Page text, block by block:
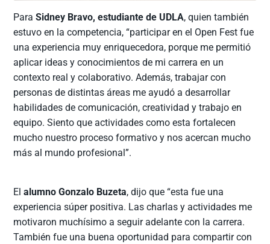
ParaSidney Bravo, estudiante de UDLA, quien también
estuvo en la competencia, “participar en el Open Fest fue
una experiencia muy enriquecedora, porque me permitió
aplicar ideas y conocimientos de mi carrera en un
contexto real y colaborativo. Además, trabajar con
personas de distintas áreas me ayudó a desarrollar
habilidades de comunicación, creatividad y trabajo en
equipo. Siento que actividades como esta fortalecen
mucho nuestro proceso formativo y nos acercan mucho
más al mundo profesional”.
Elalumno Gonzalo Buzeta, dijo que “esta fue una
experiencia súper positiva. Las charlas y actividades me
motivaron muchísimo a seguir adelante con la carrera.
También fue una buena oportunidad para compartir con